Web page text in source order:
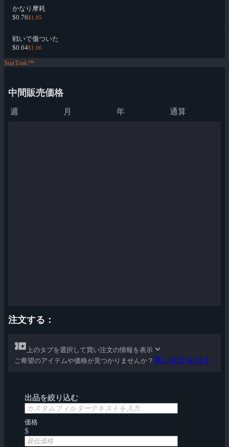
かなり摩耗
$0.76$1.85
戦いで傷ついた
$0.64$1.06
StatTrak™
中間販売価格
週 月 年 通算
注文する：
上のタブを選択して買い注文の情報を表示
ご希望のアイテムや価格が見つかりませんか？ 買い注文を出す
出品を絞り込む
価格
$